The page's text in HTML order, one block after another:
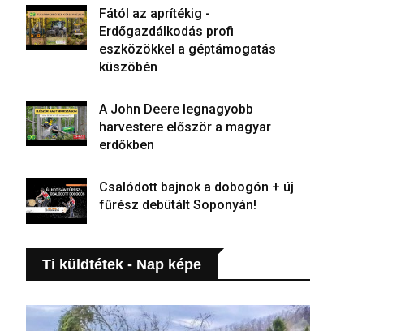
Fától az aprítékig -
Erdőgazdálkodás profi
eszközökkel a géptámogatás
küszöbén
A John Deere legnagyobb
harvestere először a magyar
erdőkben
Csalódott bajnok a dobogón + új
fűrész debütált Soponyán!
Ti küldtétek - Nap képe